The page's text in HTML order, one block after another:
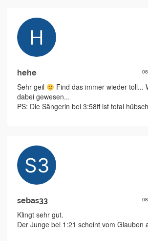
hehe
Sehr geil
Find das immer wieder toll...
dabei gewesen...
PS: Die Sängerin bei 3:58ff ist total hübsch
sebas33
Klingt sehr gut.
Der Junge bei 1:21 scheint vom Glauben